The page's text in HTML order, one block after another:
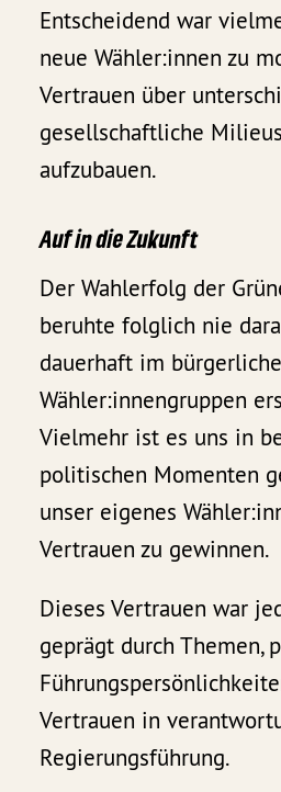
Entscheidend war
neue Wähler:innen zu
Vertrauen über
gesellschaftliche
aufzubauen.
Auf in die Zukunft
Der Wahlerfolg der
beruhte folglich nie
dauerhaft im
Wähler:innengruppen
Vielmehr ist es uns in
politischen Momenten
unser eigenes
Vertrauen zu gewinnen.
Dieses Vertrauen war
geprägt durch Themen,
Vertrauen in
Regierungsführung.